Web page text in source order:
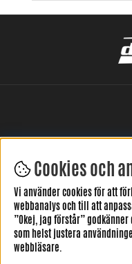
LÄMNA
Cookies och
Vi använder cookies för att
webbanalys och till att
”Okej, jag förstår”
som helst justera
webbläsare.